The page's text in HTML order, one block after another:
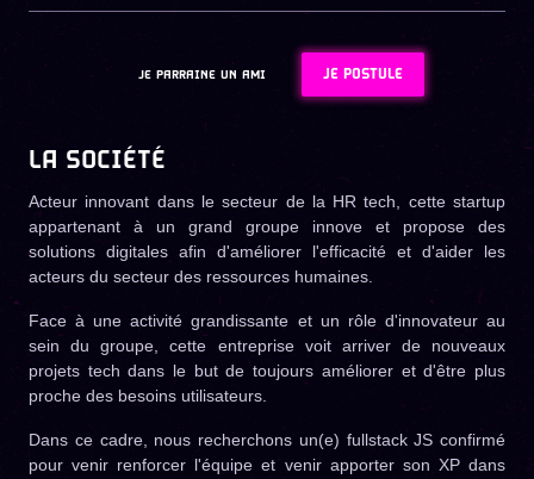
JE PARRAINE UN AMI JE POSTULE
LA SOCIÉTÉ
Acteur innovant dans le secteur de la HR tech, cette startup
appartenant à un grand groupe innove et propose des
solutions digitales afin d'améliorer l'efficacité et d'aider les
acteurs du secteur des ressources humaines.
Face à une activité grandissante et un rôle d'innovateur au
sein du groupe, cette entreprise voit arriver de nouveaux
projets tech dans le but de toujours améliorer et d'être plus
proche des besoins utilisateurs.
Dans ce cadre, nous recherchons un(e) fullstack JS confirmé
pour venir renforcer l'équipe et venir apporter son XP dans